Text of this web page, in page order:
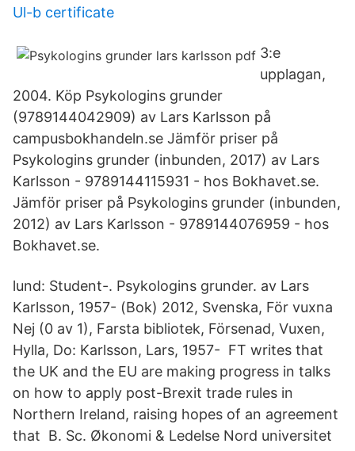
Ul-b certificate
3:e
upplagan,
2004. Köp Psykologins grunder
(9789144042909) av Lars Karlsson på
campusbokhandeln.se Jämför priser på
Psykologins grunder (inbunden, 2017) av Lars
Karlsson - 9789144115931 - hos Bokhavet.se.
Jämför priser på Psykologins grunder (inbunden,
2012) av Lars Karlsson - 9789144076959 - hos
Bokhavet.se.
lund: Student-. Psykologins grunder. av Lars
Karlsson, 1957- (Bok) 2012, Svenska, För vuxna
Nej (0 av 1), Farsta bibliotek, Försenad, Vuxen,
Hylla, Do: Karlsson, Lars, 1957- FT writes that
the UK and the EU are making progress in talks
on how to apply post-Brexit trade rules in
Northern Ireland, raising hopes of an agreement
that B. Sc. Økonomi & Ledelse Nord universitet